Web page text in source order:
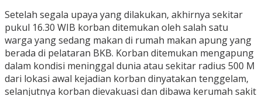
Setelah segala upaya yang dilakukan, akhirnya sekitar
pukul 16.30 WIB korban ditemukan oleh salah satu
warga yang sedang makan di rumah makan apung yang
berada di pelataran BKB. Korban ditemukan mengapung
dalam kondisi meninggal dunia atau sekitar radius 500 M
dari lokasi awal kejadian korban dinyatakan tenggelam,
selanjutnya korban dievakuasi dan dibawa kerumah sakit